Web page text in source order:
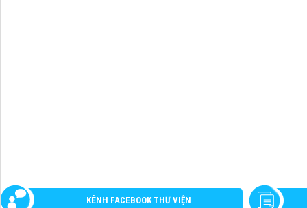
KÊNH FACEBOOK THƯ VIỆN